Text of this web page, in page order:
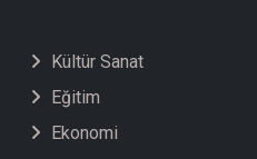
Kültür Sanat
Eğitim
Ekonomi